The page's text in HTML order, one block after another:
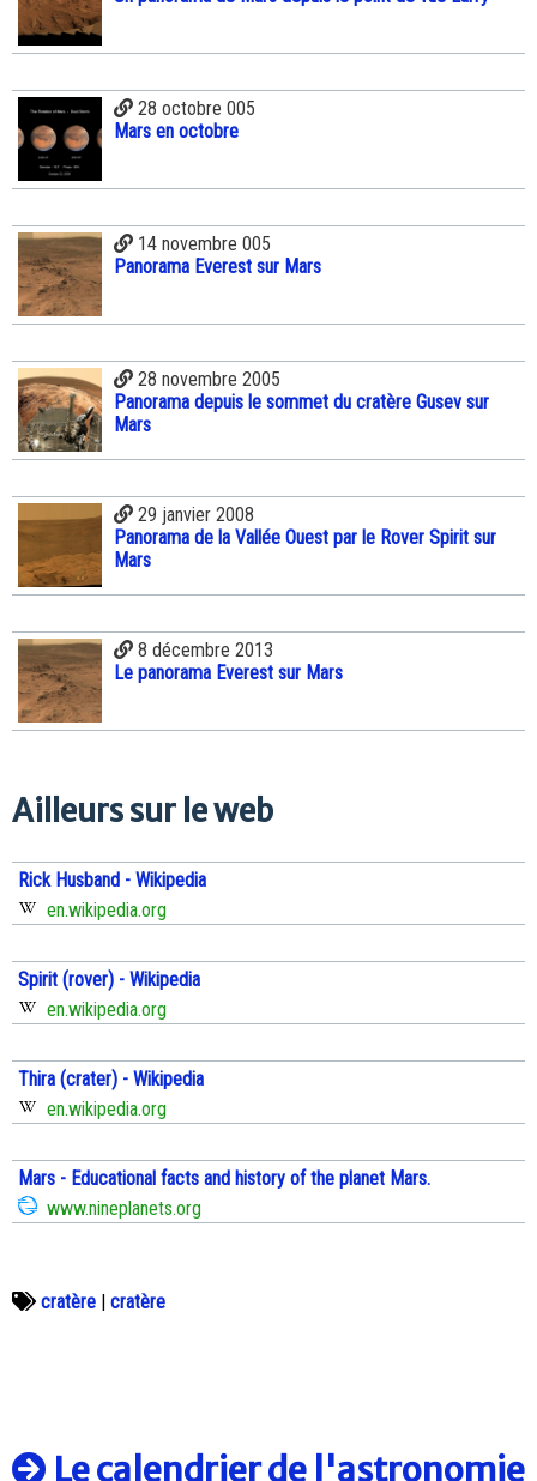
28 octobre 005
Mars en octobre
14 novembre 005
Panorama Everest sur Mars
28 novembre 2005
Panorama depuis le sommet du cratère Gusev sur
Mars
29 janvier 2008
Panorama de la Vallée Ouest par le Rover Spirit sur
Mars
8 décembre 2013
Le panorama Everest sur Mars
Ailleurs sur le web
Rick Husband - Wikipedia
en.wikipedia.org
Spirit (rover) - Wikipedia
en.wikipedia.org
Thira (crater) - Wikipedia
en.wikipedia.org
Mars - Educational facts and history of the planet Mars.
www.nineplanets.org
cratère | cratère
Le calendrier de l'astronomie